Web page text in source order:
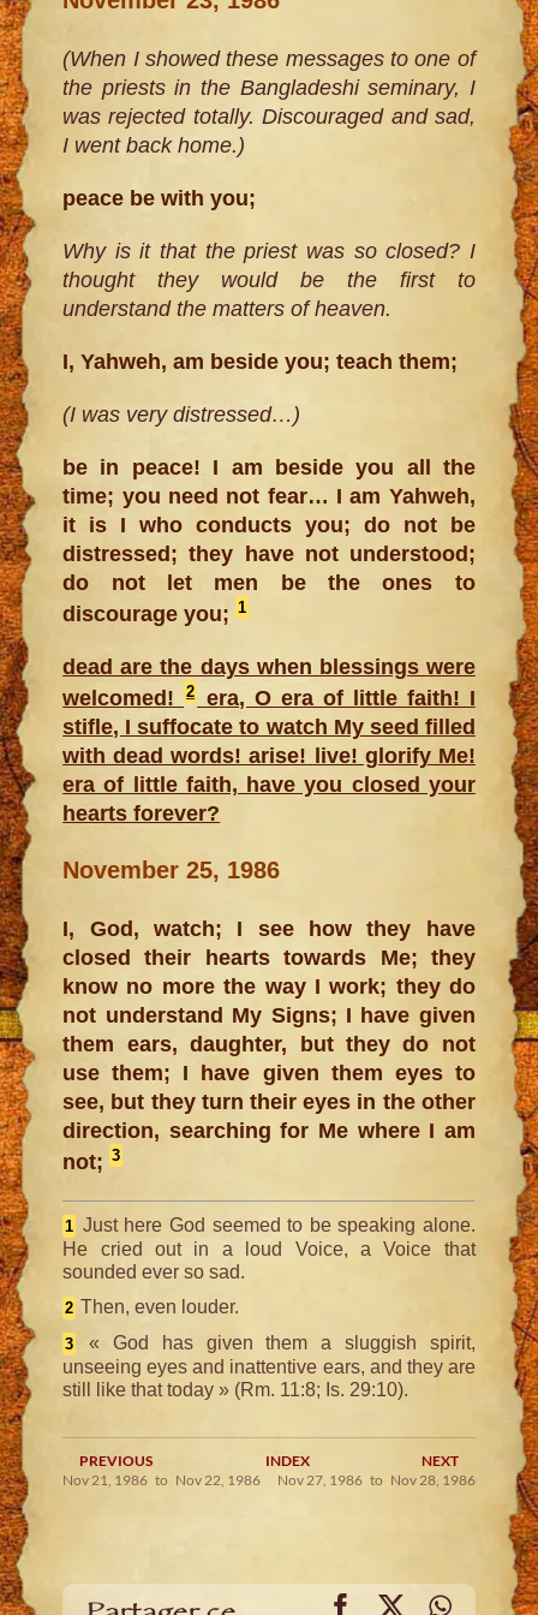
(When I showed these messages to one of
the priests in the Bangladeshi seminary, I
was rejected totally. Discouraged and sad,
I went back home.)
peace be with you;
Why is it that the priest was so closed? I
thought they would be the first to
understand the matters of heaven.
I, Yahweh, am beside you; teach them;
(I was very distressed…)
be in peace! I am beside you all the
time; you need not fear… I am Yahweh,
it is I who conducts you; do not be
distressed; they have not understood;
do not let men be the ones to
discourage you;1
dead are the days when blessings were
welcomed!2
era, O era of little faith! I
stifle, I suffocate to watch My seed filled
with dead words! arise! live! glorify Me!
era of little faith, have you closed your
hearts forever?
November 25, 1986
I, God, watch; I see how they have
closed their hearts towards Me; they
know no more the way I work; they do
not understand My Signs; I have given
them ears, daughter, but they do not
use them; I have given them eyes to
see, but they turn their eyes in the other
direction, searching for Me where I am
not;3
1 Just here God seemed to be speaking alone.
He cried out in a loud Voice, a Voice that
sounded ever so sad.
2 Then, even louder.
3
« God has given them a sluggish spirit,
unseeing eyes and inattentive ears, and they are
still like that today » (Rm. 11:8; Is. 29:10).
PREVIOUS INDEX
NEXT
Nov 21, 1986 to Nov 22, 1986
Nov 27, 1986 to Nov 28, 1986
Facebook
X